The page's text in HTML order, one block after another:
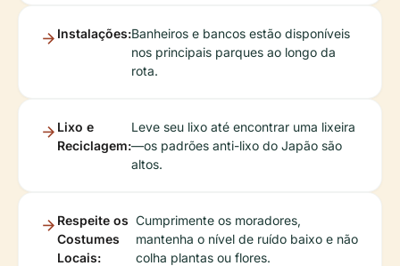
Instalações:Banheiros e bancos estão disponíveis
nos principais parques ao longo da
rota.
Lixo e
Reciclagem:
Leve seu lixo até encontrar uma lixeira
—os padrões anti-lixo do Japão são
altos.
Respeite os
Costumes
Locais:
Cumprimente os moradores,
mantenha o nível de ruído baixo e não
colha plantas ou flores.